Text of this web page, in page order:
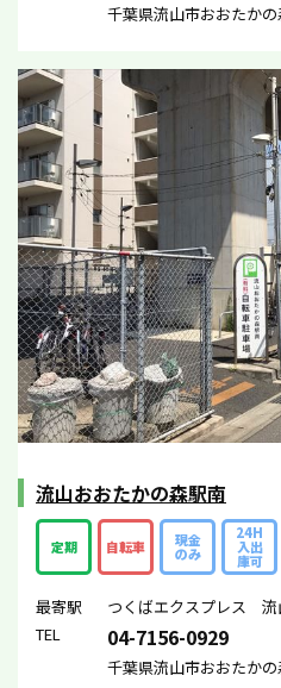
千葉県流山市おおたか
流山おおたかの森駅南
定期 自転車 現金
のみ
24H
入出
庫可
最寄駅
つくばエクスプレス 流
TEL
04-7156-0929
千葉県流山市おおたか